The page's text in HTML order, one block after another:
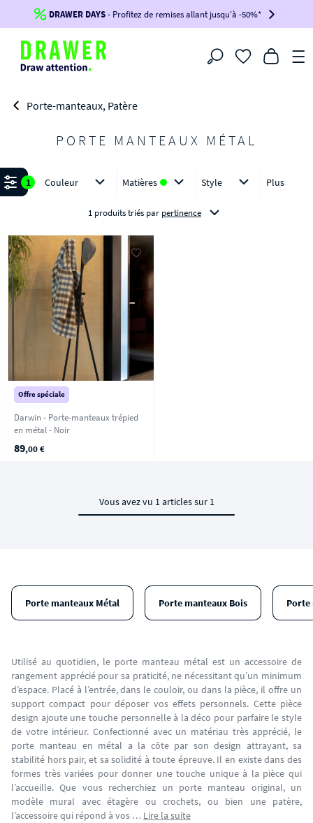
Jusqu'à-100€*sur votre commande !
BIKINI100
-voir conditions en bas de page-
DRAWER DAYS- Profitez de remises allant jusqu'à -50%*
Filtrer
Porte-manteaux, Patère
PORTE MANTEAUX MÉTAL
Affiner
1 Couleur Matières Style Plus
1 produits triés par pertinence
Offre spéciale
Darwin - Porte-manteaux trépied
en métal - Noir
89,00 €
Vous avez vu 1 articles sur 1
Porte manteaux Métal Porte manteaux Bois Porte
Utilisé au quotidien, le porte manteau métal est un accessoire de
rangement apprécié pour sa praticité, ne nécessitant qu’un minimum
d’espace. Placé à l’entrée, dans le couloir, ou dans la pièce, il offre un
support compact pour déposer vos effets personnels. Cette pièce
design ajoute une touche personnelle à la déco pour parfaire le style
de votre intérieur. Confectionné avec un matériau très apprécié, le
porte manteau en métal a la côte par son design attrayant, sa
stabilité hors pair, et sa solidité à toute épreuve. Il en existe dans des
formes très variées pour donner une touche unique à la pièce qui
l’accueille. Que vous recherchiez un porte manteau original, un
modèle mural avec étagère ou crochets, ou bien une patère,
l’accessoire qui répond à vos … Lire la suite